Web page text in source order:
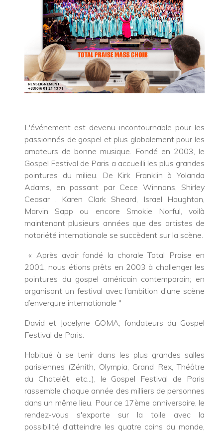
L'événement est devenu incontournable pour les
passionnés de gospel et plus globalement pour les
amateurs de bonne musique. Fondé en 2003, le
Gospel Festival de Paris a accueilli les plus grandes
pointures du milieu. De Kirk Franklin à Yolanda
Adams, en passant par Cece Winnans, Shirley
Ceasar , Karen Clark Sheard, Israel Houghton,
Marvin Sapp ou encore Smokie Norful, voilà
maintenant plusieurs années que des artistes de
notoriété internationale se succèdent sur la scène.
« Après avoir fondé la chorale Total Praise en
2001, nous étions prêts en 2003 à challenger les
pointures du gospel américain contemporain; en
organisant un festival avec l’ambition d’une scène
d’envergure internationale "
David et Jocelyne GOMA, fondateurs du Gospel
Festival de Paris.
Habitué à se tenir dans les plus grandes salles
parisiennes (Zénith, Olympia, Grand Rex, Théâtre
du Chatelêt, etc...), le Gospel Festival de Paris
rassemble chaque année des milliers de personnes
dans un même lieu. Pour ce 17ème anniversaire, le
rendez-vous s'exporte sur la toile avec la
possibilité d'atteindre les quatre coins du monde,